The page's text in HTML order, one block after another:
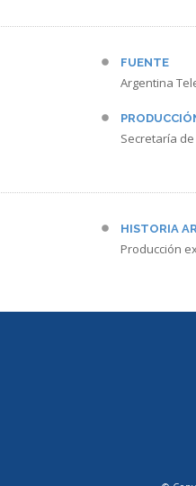
FUENTE
Argentina
Secretaría
HISTORIA
Producción